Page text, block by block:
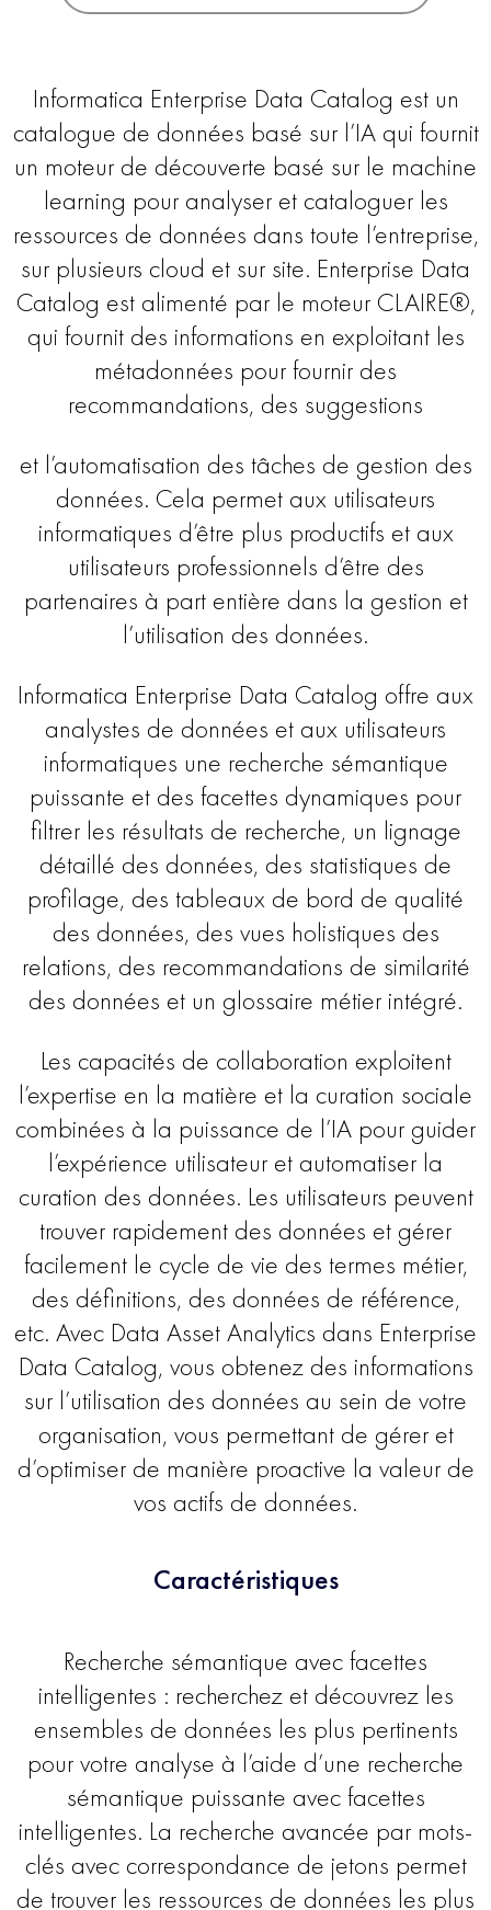
Informatica Enterprise Data Catalog est un
catalogue de données basé sur l’IA qui fournit
un moteur de découverte basé sur le machine
learning pour analyser et cataloguer les
ressources de données dans toute l’entreprise,
sur plusieurs cloud et sur site. Enterprise Data
Catalog est alimenté par le moteur CLAIRE®,
qui fournit des informations en exploitant les
métadonnées pour fournir des
recommandations, des suggestions
et l’automatisation des tâches de gestion des
données. Cela permet aux utilisateurs
informatiques d’être plus productifs et aux
utilisateurs professionnels d’être des
partenaires à part entière dans la gestion et
l’utilisation des données.
Informatica Enterprise Data Catalog offre aux
analystes de données et aux utilisateurs
informatiques une recherche sémantique
puissante et des facettes dynamiques pour
filtrer les résultats de recherche, un lignage
détaillé des données, des statistiques de
profilage, des tableaux de bord de qualité
des données, des vues holistiques des
relations, des recommandations de similarité
des données et un glossaire métier intégré.
Les capacités de collaboration exploitent
l’expertise en la matière et la curation sociale
combinées à la puissance de l’IA pour guider
l’expérience utilisateur et automatiser la
curation des données. Les utilisateurs peuvent
trouver rapidement des données et gérer
facilement le cycle de vie des termes métier,
des définitions, des données de référence,
etc. Avec Data Asset Analytics dans Enterprise
Data Catalog, vous obtenez des informations
sur l’utilisation des données au sein de votre
organisation, vous permettant de gérer et
d’optimiser de manière proactive la valeur de
vos actifs de données.
Caractéristiques
Recherche sémantique avec facettes
intelligentes : recherchez et découvrez les
ensembles de données les plus pertinents
pour votre analyse à l’aide d’une recherche
sémantique puissante avec facettes
intelligentes. La recherche avancée par mots-
clés avec correspondance de jetons permet
de trouver les ressources de données les plus